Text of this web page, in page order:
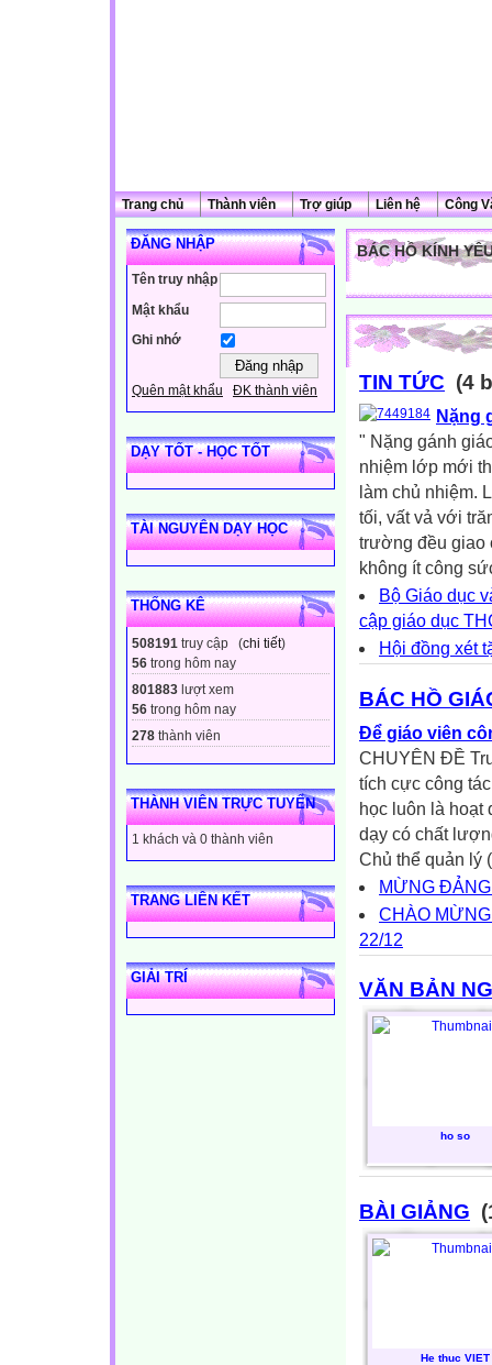
Trang chủ Thành viên Trợ giúp Liên hệ Công
ĐĂNG NHẬP
Tên truy nhập
Mật khẩu
Ghi nhớ
Quên mật khẩu ĐK thành viên
DẠY TỐT - HỌC TỐT
TÀI NGUYÊN DẠY HỌC
THỐNG KÊ
508191 truy cập (chi tiết)
56 trong hôm nay
801883 lượt xem
56 trong hôm nay
278 thành viên
THÀNH VIÊN TRỰC TUYẾN
1 khách và 0 thành viên
TRANG LIÊN KẾT
GIẢI TRÍ
BÁC HỒ KÍNH
TIN TỨC (4
Nặng
" Nặng gánh
nhiệm lớp mới
làm chủ nhiệm.
tối, vất vả với
trường đều giao
không ít công
Bộ Giáo dục
cập giáo dục
Hội đồng xét
BÁC HỒ
Để giáo viên
CHUYÊN ĐỀ
tích cực công
học luôn là hoạt
dạy có chất
Chủ thể quản lý
MỪNG
CHÀO
22/12
VĂN BẢN
ho so
BÀI GIẢNG
He thuc VIET